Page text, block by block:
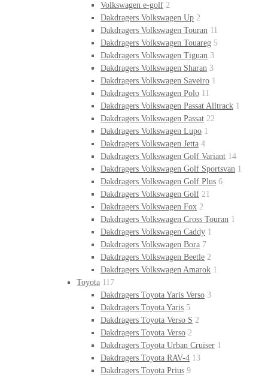
Volkswagen e-golf 2
Dakdragers Volkswagen Up 2
Dakdragers Volkswagen Touran 11
Dakdragers Volkswagen Touareg 5
Dakdragers Volkswagen Tiguan 3
Dakdragers Volkswagen Sharan 3
Dakdragers Volkswagen Saveiro 1
Dakdragers Volkswagen Polo 11
Dakdragers Volkswagen Passat Alltrack 1
Dakdragers Volkswagen Passat 22
Dakdragers Volkswagen Lupo 1
Dakdragers Volkswagen Jetta 4
Dakdragers Volkswagen Golf Variant 14
Dakdragers Volkswagen Golf Sportsvan 1
Dakdragers Volkswagen Golf Plus 6
Dakdragers Volkswagen Golf 21
Dakdragers Volkswagen Fox 2
Dakdragers Volkswagen Cross Touran 1
Dakdragers Volkswagen Caddy 1
Dakdragers Volkswagen Bora 7
Dakdragers Volkswagen Beetle 2
Dakdragers Volkswagen Amarok 1
Toyota 117
Dakdragers Toyota Yaris Verso 3
Dakdragers Toyota Yaris 5
Dakdragers Toyota Verso S 2
Dakdragers Toyota Verso 2
Dakdragers Toyota Urban Cruiser 1
Dakdragers Toyota RAV-4 13
Dakdragers Toyota Prius 9